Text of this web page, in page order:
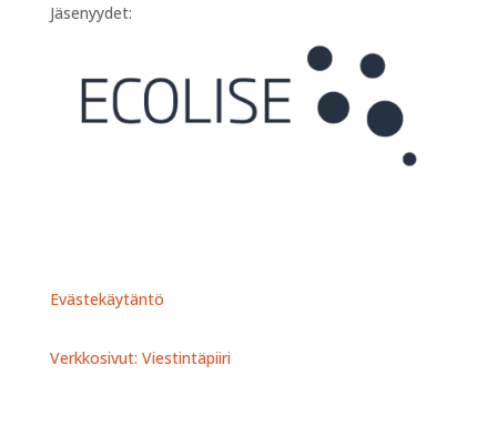
Jäsenyydet:
Evästekäytäntö
Verkkosivut: Viestintäpiiri